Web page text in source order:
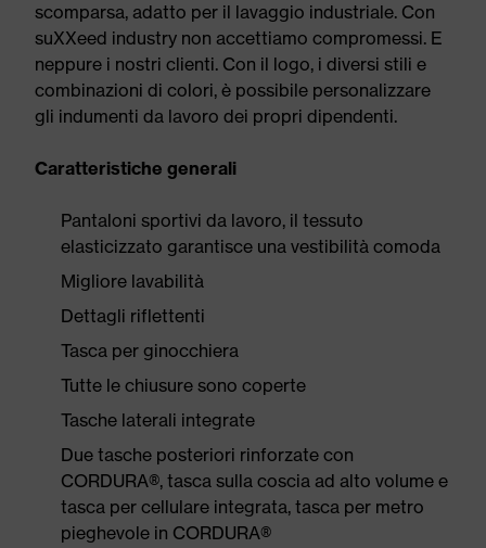
scomparsa, adatto per il lavaggio industriale. Con
suXXeed industry non accettiamo compromessi. E
neppure i nostri clienti. Con il logo, i diversi stili e
combinazioni di colori, è possibile personalizzare
gli indumenti da lavoro dei propri dipendenti.
Caratteristiche generali
Pantaloni sportivi da lavoro, il tessuto
elasticizzato garantisce una vestibilità comoda
Migliore lavabilità
Dettagli riflettenti
Tasca per ginocchiera
Tutte le chiusure sono coperte
Tasche laterali integrate
Due tasche posteriori rinforzate con
CORDURA®, tasca sulla coscia ad alto volume e
tasca per cellulare integrata, tasca per metro
pieghevole in CORDURA®